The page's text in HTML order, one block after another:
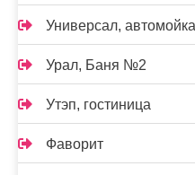
Универсал, автомойка
Урал, Баня №2
Утэп, гостиница
Фаворит